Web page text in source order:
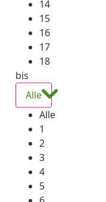
14
15
16
17
18
bis
Alle
Alle
1
2
3
4
5